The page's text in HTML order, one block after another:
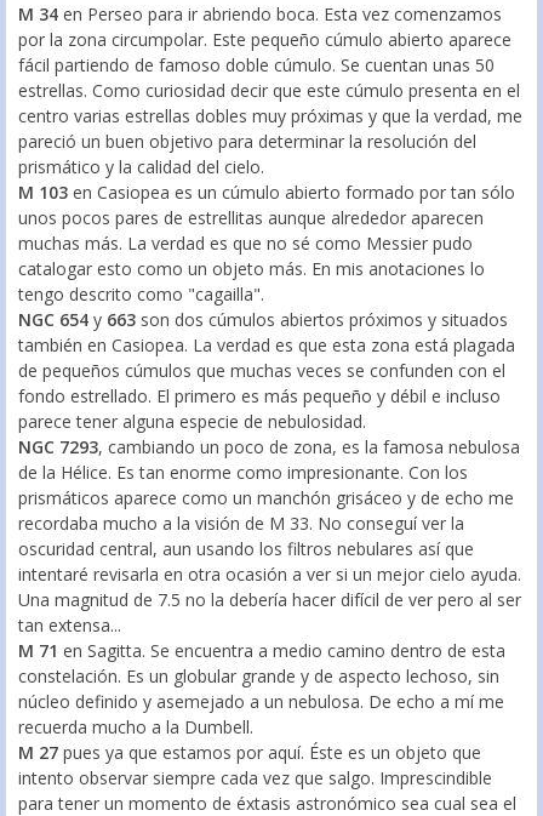
M 34 en Perseo para ir abriendo boca. Esta vez comenzamos
por la zona circumpolar. Este pequeño cúmulo abierto aparece
fácil partiendo de famoso doble cúmulo. Se cuentan unas 50
estrellas. Como curiosidad decir que este cúmulo presenta en el
centro varias estrellas dobles muy próximas y que la verdad, me
pareció un buen objetivo para determinar la resolución del
prismático y la calidad del cielo.
M 103 en Casiopea es un cúmulo abierto formado por tan sólo
unos pocos pares de estrellitas aunque alrededor aparecen
muchas más. La verdad es que no sé como Messier pudo
catalogar esto como un objeto más. En mis anotaciones lo
tengo descrito como "cagailla".
NGC 654 y 663 son dos cúmulos abiertos próximos y situados
también en Casiopea. La verdad es que esta zona está plagada
de pequeños cúmulos que muchas veces se confunden con el
fondo estrellado. El primero es más pequeño y débil e incluso
parece tener alguna especie de nebulosidad.
NGC 7293, cambiando un poco de zona, es la famosa nebulosa
de la Hélice. Es tan enorme como impresionante. Con los
prismáticos aparece como un manchón grisáceo y de echo me
recordaba mucho a la visión de M 33. No conseguí ver la
oscuridad central, aun usando los filtros nebulares así que
intentaré revisarla en otra ocasión a ver si un mejor cielo ayuda.
Una magnitud de 7.5 no la debería hacer difícil de ver pero al ser
tan extensa...
M 71 en Sagitta. Se encuentra a medio camino dentro de esta
constelación. Es un globular grande y de aspecto lechoso, sin
núcleo definido y asemejado a un nebulosa. De echo a mí me
recuerda mucho a la Dumbell.
M 27 pues ya que estamos por aquí. Éste es un objeto que
intento observar siempre cada vez que salgo. Imprescindible
para tener un momento de éxtasis astronómico sea cual sea el